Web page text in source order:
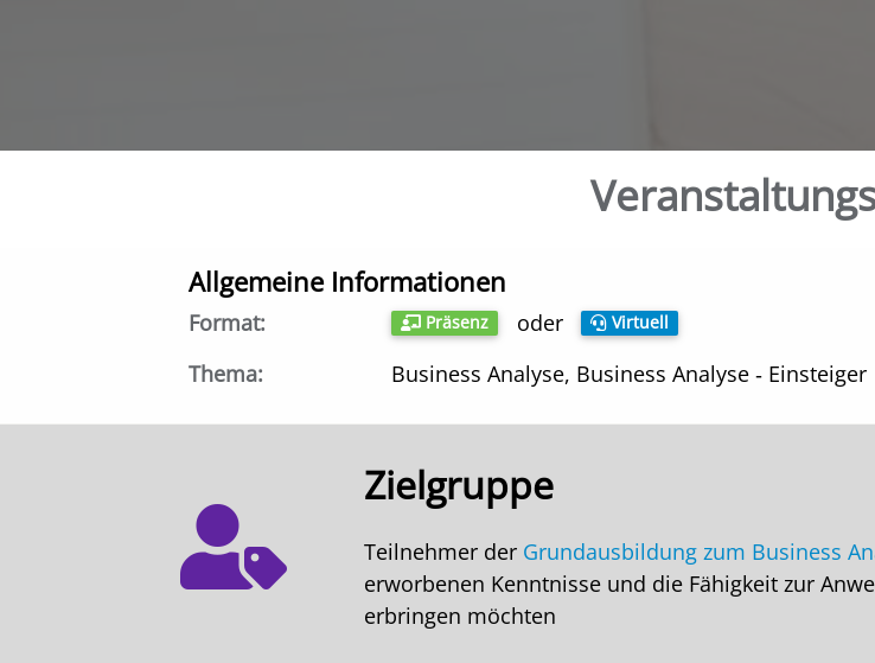
Allgemeine Informationen
Format: Präsenz oder Virtuell
Thema: Business Analyse, Business Analyse ‑ Einsteiger
Zielgruppe
Teilnehmer der Grundausbildung zum Business
erworbenen Kenntnisse und die Fähigkeit zur
erbringen möchten